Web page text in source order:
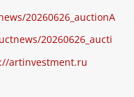
20260626_auctionA
20260626_aucti
artinvestment.ru